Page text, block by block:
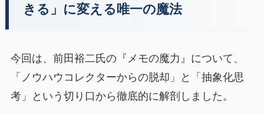
きる」に変える唯一の魔法
今回は、前田裕二氏の『メモの魔力』について、
「ノウハウコレクターからの脱却」と「抽象化思
考」という切り口から徹底的に解剖しました。